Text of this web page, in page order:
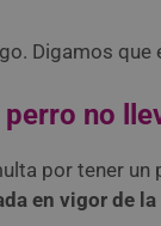
Digamos que
no
por tener
en vigor de